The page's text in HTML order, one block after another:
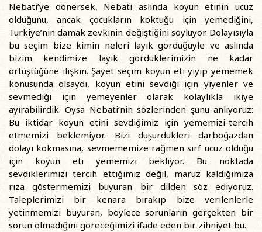
Nebati’ye dönersek, Nebati aslında koyun etinin ucuz
olduğunu, ancak çocukların koktuğu için yemediğini,
Türkiye’nin damak zevkinin değiştiğini söylüyor. Dolayısıyla
bu seçim bize kimin neleri layık gördüğüyle ve aslında
bizim kendimize layık gördüklerimizin ne kadar
örtüştüğüne ilişkin. Şayet seçim koyun eti yiyip yememek
konusunda olsaydı, koyun etini sevdiği için yiyenler ve
sevmediği için yemeyenler olarak kolaylıkla ikiye
ayırabilirdik. Oysa Nebati’nin sözlerinden şunu anlıyoruz:
Bu iktidar koyun etini sevdiğimiz için yememizi-tercih
etmemizi beklemiyor. Bizi düşürdükleri darboğazdan
dolayı kokmasına, sevmememize rağmen sırf ucuz olduğu
için koyun eti yememizi bekliyor. Bu noktada
sevdiklerimizi tercih ettiğimiz değil, maruz kaldığımıza
rıza göstermemizi buyuran bir dilden söz ediyoruz.
Taleplerimizi bir kenara bırakıp bize verilenlerle
yetinmemizi buyuran, böylece sorunların gerçekten bir
sorun olmadığını göreceğimizi ifade eden bir zihniyet bu.